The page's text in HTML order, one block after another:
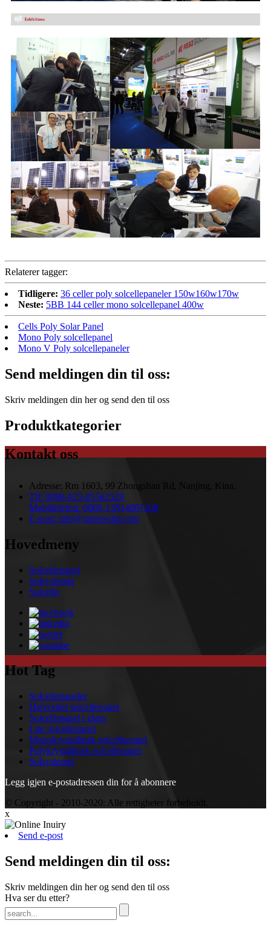
Relaterer tagger:
Tidligere: 36 celler poly solcellepaneler 150w160w170w
Neste: 5BB 144 celler mono solcellepanel 400w
Cells Poly Solar Panel
Mono Poly solcellepanel
Mono V Poly solcellepaneler
Send meldingen din til oss:
Skriv meldingen din her og send den til oss
Produktkategorier
Kontakt oss
Adresse: Rm 1603, 99 Zhongshan Rd, Nanjing, Kina.
Tlf: 0086-025-85562529
Mobiltelefon: 0086-13814007208
E-post: info@amsosolar.com
Hovedmeny
Solcellepanel
Solsystemet
Solcelle
Hot Tag
Solcellepaneler
Halvcellet solcellepanel
Solcellepanel i glass
Lite solcellepanel
Monokrystallinsk solcellepanel
Polykrystallinsk solcellepanel
Solsystemet
Legg igjen e-postadressen din for å abonnere
© Copyright - 2010-2020: Alle rettigheter forbeholdt.
x
Send e-post
Send meldingen din til oss:
Skriv meldingen din her og send den til oss
Hva ser du etter?